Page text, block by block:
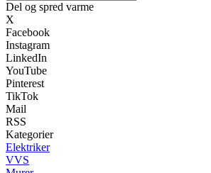
Del og spred varme
X
Facebook
Instagram
LinkedIn
YouTube
Pinterest
TikTok
Mail
RSS
Kategorier
Elektriker
VVS